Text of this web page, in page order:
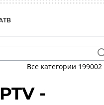
ТВ
Все категории 199002
-